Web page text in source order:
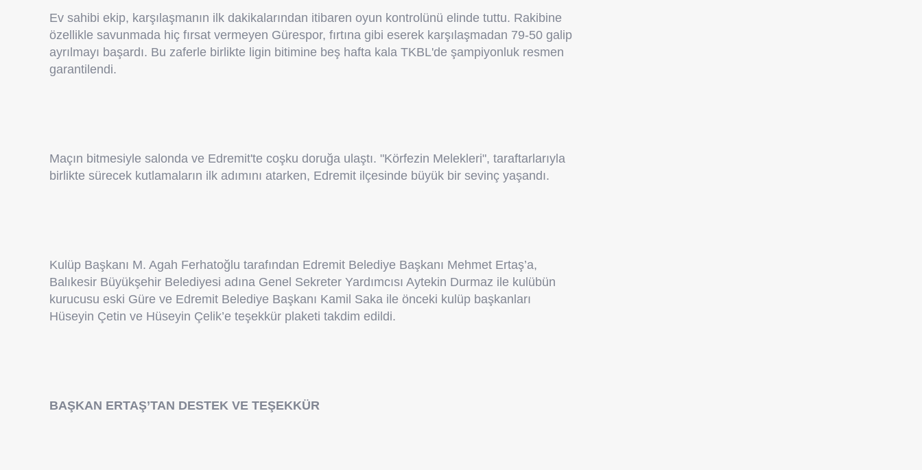
Ev sahibi ekip, karşılaşmanın ilk dakikalarından itibaren oyun kontrolünü elinde tuttu. Rakibine
özellikle savunmada hiç fırsat vermeyen Gürespor, fırtına gibi eserek karşılaşmadan 79-50 galip
ayrılmayı başardı. Bu zaferle birlikte ligin bitimine beş hafta kala TKBL'de şampiyonluk resmen
garantilendi.
Maçın bitmesiyle salonda ve Edremit'te coşku doruğa ulaştı. "Körfezin Melekleri", taraftarlarıyla
birlikte sürecek kutlamaların ilk adımını atarken, Edremit ilçesinde büyük bir sevinç yaşandı.
Kulüp Başkanı M. Agah Ferhatoğlu tarafından Edremit Belediye Başkanı Mehmet Ertaş’a,
Balıkesir Büyükşehir Belediyesi adına Genel Sekreter Yardımcısı Aytekin Durmaz ile kulübün
kurucusu eski Güre ve Edremit Belediye Başkanı Kamil Saka ile önceki kulüp başkanları
Hüseyin Çetin ve Hüseyin Çelik’e teşekkür plaketi takdim edildi.
BAŞKAN ERTAŞ’TAN DESTEK VE TEŞEKKÜR